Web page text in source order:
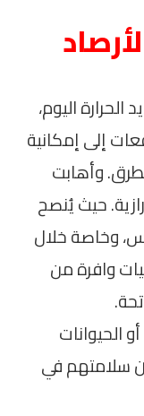
اليوم،
التوقعات إلى إمكانية
وأهابت
حيث يُنصح
وخاصة خلال
وافرة من
الحيوانات
سلامتهم في